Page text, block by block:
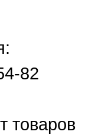
82
товаров